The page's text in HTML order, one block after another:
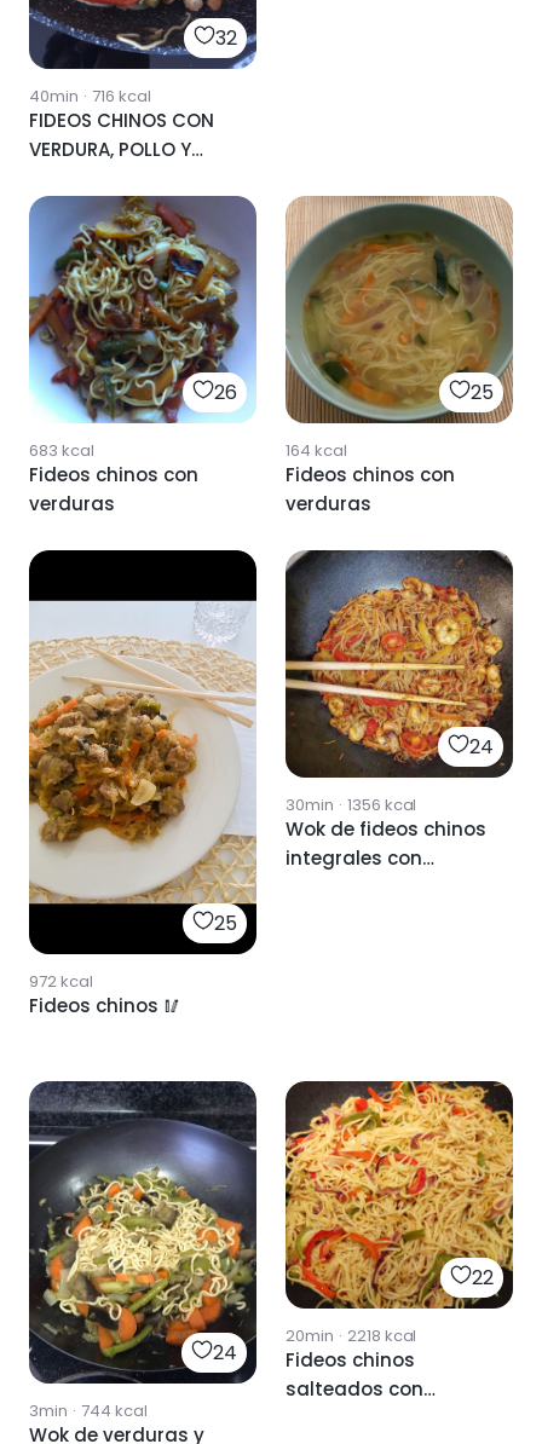
32
40min · 716 kcal
FIDEOS CHINOS CON
VERDURA, POLLO Y
26
683 kcal
Fideos chinos con
verduras
25
164 kcal
Fideos chinos con
verduras
25
972kcal
Fideos chinos 🥢
24
30min · 1356 kcal
Wok de fideos chinos
integrales con
24
3min · 744 kcal
Wok de verduras y
22
20min · 2218 kcal
Fideos chinos
salteados con